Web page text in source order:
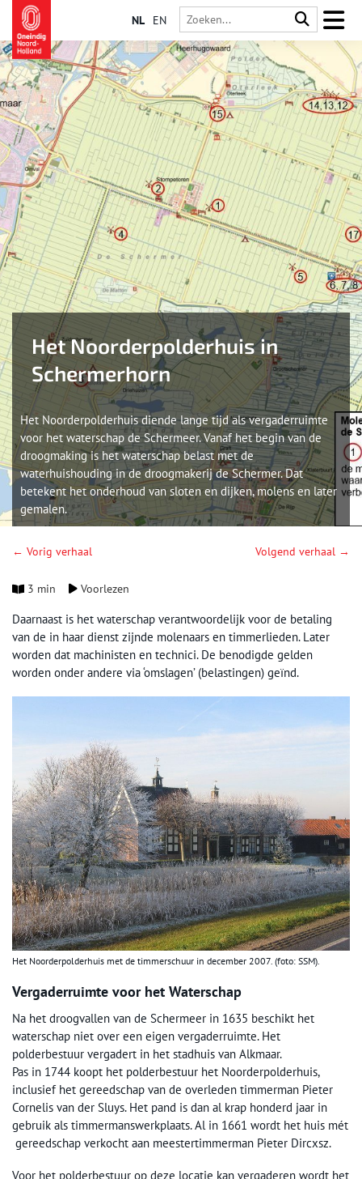
NL EN
Het Noorderpolderhuis in
Schermerhorn
Het Noorderpolderhuis diende lange tijd als vergaderruimte
voor het waterschap de Schermeer. Vanaf het begin van de
droogmaking is het waterschap belast met de
waterhuishouding in de droogmakerij de Schermer. Dat
betekent het onderhoud van sloten en dijken, molens en later
gemalen.
← Vorig verhaal Volgend verhaal →
3 min Voorlezen
Daarnaast is het waterschap verantwoordelijk voor de betaling
van de in haar dienst zijnde molenaars en timmerlieden. Later
worden dat machinisten en technici. De benodigde gelden
worden onder andere via ‘omslagen’ (belastingen) geïnd.
Het Noorderpolderhuis met de timmerschuur in december 2007. (foto: SSM).
Vergaderruimte voor het Waterschap
Na het droogvallen van de Schermeer in 1635 beschikt het
waterschap niet over een eigen vergaderruimte. Het
polderbestuur vergadert in het stadhuis van Alkmaar.
Pas in 1744 koopt het polderbestuur het Noorderpolderhuis,
inclusief het gereedschap van de overleden timmerman Pieter
Cornelis van der Sluys. Het pand is dan al krap honderd jaar in
gebruik als timmermanswerkplaats. Al in 1661 wordt het huis mét
gereedschap verkocht aan meestertimmerman Pieter Dircxsz.
Voor het polderbestuur op deze locatie kan vergaderen wordt het